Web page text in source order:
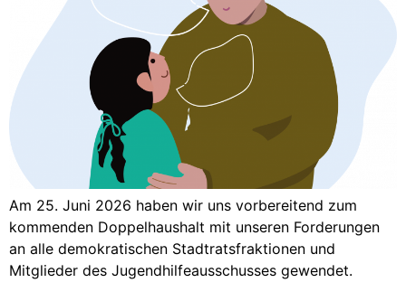
Am 25. Juni 2026 haben wir uns vorbereitend zum
kommenden Doppelhaushalt mit unseren Forderungen
an alle demokratischen Stadtratsfraktionen und
Mitglieder des Jugendhilfeausschusses gewendet.